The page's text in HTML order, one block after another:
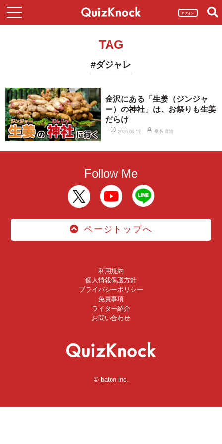
ログイン
TAG
#ダジャレ
金沢にある「生姜（ジンジャ
ー）の神社」は、お祭りも生姜
だらけ
2026.06.12 桑名 良治
Follow Me
ページトップへ
利用規約
個人情報保護方針
プライバシーポリシー
免責事項
ライター紹介
お問い合わせ
© baton inc.